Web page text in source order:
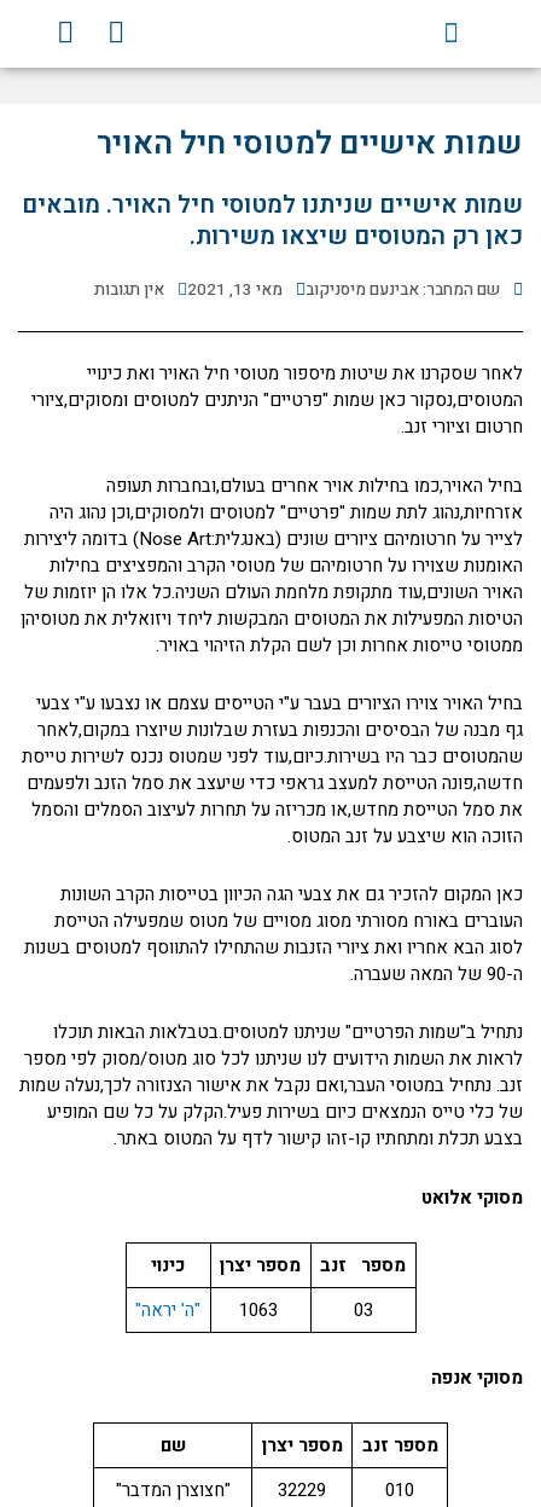
F
a
c
b
o
Y
o
u
e
שמות אישיים למטוסי חיל האויר
שמות אישיים שניתנו למטוסי חיל האויר. מובאים
כאן רק המטוסים שיצאו משירות.
שם המחבר: אבינעם מיסניקוב מאי 13, 2021 אין תגובות
לאחר שסקרנו את שיטות מיספור מטוסי חיל האויר ואת כינויי
המטוסים,נסקור כאן שמות "פרטיים" הניתנים למטוסים ומסוקים,ציורי
חרטום וציורי זנב.
בחיל האויר,כמו בחילות אויר אחרים בעולם,ובחברות תעופה
אזרחיות,נהוג לתת שמות "פרטיים" למטוסים ולמסוקים,וכן נהוג היה
לצייר על חרטומיהם ציורים שונים (באנגלית:Nose Art) בדומה ליצירות
האומנות שצוירו על חרטומיהם של מטוסי הקרב והמפציצים בחילות
האויר השונים,עוד מתקופת מלחמת העולם השניה.כל אלו הן יוזמות של
הטיסות המפעילות את המטוסים המבקשות ליחד ויזואלית את מטוסיהן
ממטוסי טייסות אחרות וכן לשם הקלת הזיהוי באויר.
בחיל האויר צוירו הציורים בעבר ע"י הטייסים עצמם או נצבעו ע"י צבעי
גף מבנה של הבסיסים והכנפות בעזרת שבלונות שיוצרו במקום,לאחר
שהמטוסים כבר היו בשירות.כיום,עוד לפני שמטוס נכנס לשירות טייסת
חדשה,פונה הטייסת למעצב גראפי כדי שיעצב את סמל הזנב ולפעמים
את סמל הטייסת מחדש,או מכריזה על תחרות לעיצוב הסמלים והסמל
הזוכה הוא שיצבע על זנב המטוס.
כאן המקום להזכיר גם את צבעי הגה הכיוון בטייסות הקרב השונות
העוברים באורח מסורתי מסוג מסויים של מטוס שמפעילה הטייסת
לסוג הבא אחריו ואת ציורי הזנבות שהתחילו להתווסף למטוסים בשנות
ה-90 של המאה שעברה.
נתחיל ב"שמות הפרטיים" שניתנו למטוסים.בטבלאות הבאות תוכלו
לראות את השמות הידועים לנו שניתנו לכל סוג מטוס/מסוק לפי מספר
זנב. נתחיל במטוסי העבר,ואם נקבל את אישור הצנזורה לכך,נעלה שמות
של כלי טייס הנמצאים כיום בשירות פעיל.הקלק על כל שם המופיע
בצבע תכלת ומתחתיו קו-זהו קישור לדף על המטוס באתר.
מסוקי אלואט
מספר זנב מספר יצרן
כינוי
03
"ה' יראה"
מסוקי אנפה
מספר זנב מספר יצרן
שם
010
32229
"חצוצרן המדבר"